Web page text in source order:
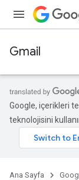
Gmail
Google, içerikleri
teknolojisini
Ana Sayfa